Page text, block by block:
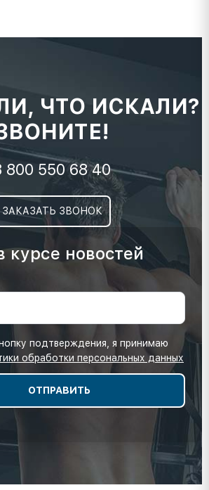
ЧТО ИСКАЛИ?
800 550 68 40
ЗАКАЗАТЬ ЗВОНОК
курсе новостей
подтверждения, я принимаю
обработки персональных данных